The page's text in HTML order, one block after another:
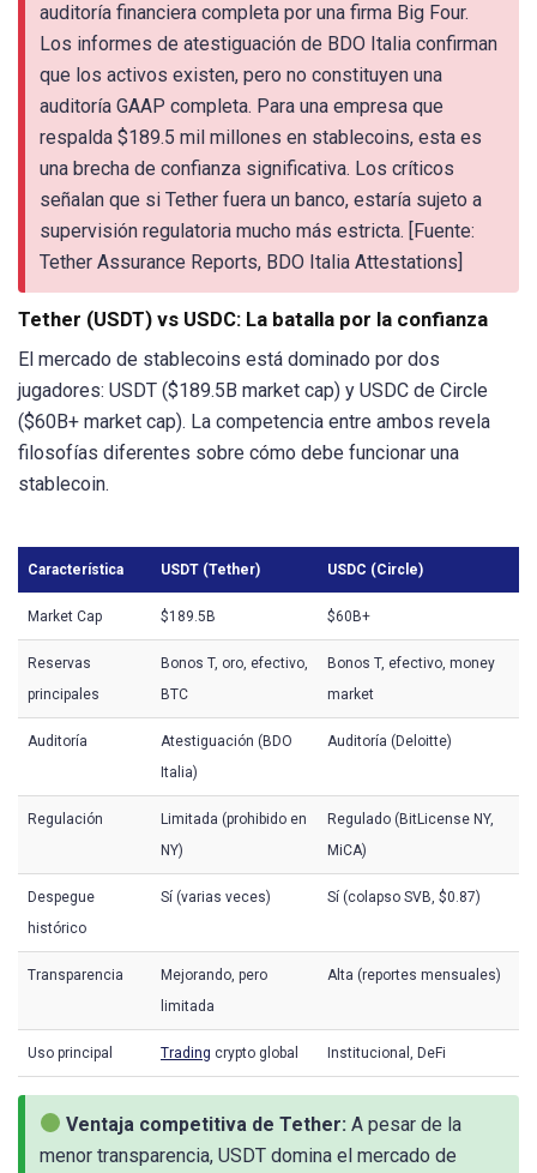
auditoría financiera completa por una firma Big Four.
Los informes de atestiguación de BDO Italia confirman
que los activos existen, pero no constituyen una
auditoría GAAP completa. Para una empresa que
respalda $189.5 mil millones en stablecoins, esta es
una brecha de confianza significativa. Los críticos
señalan que si Tether fuera un banco, estaría sujeto a
supervisión regulatoria mucho más estricta. [Fuente:
Tether Assurance Reports, BDO Italia Attestations]
Tether (USDT) vs USDC: La batalla por la confianza
El mercado de stablecoins está dominado por dos
jugadores: USDT ($189.5B market cap) y USDC de Circle
($60B+ market cap). La competencia entre ambos revela
filosofías diferentes sobre cómo debe funcionar una
stablecoin.
Característica USDT (Tether) USDC (Circle)
Market Cap $189.5B $60B+
Reservas
principales
Bonos T, oro, efectivo,
BTC
Bonos T, efectivo, money
market
Auditoría
Atestiguación (BDO
Italia)
Auditoría (Deloitte)
Regulación
Limitada (prohibido en
NY)
Regulado (BitLicense NY,
MiCA)
Despegue
histórico
Sí (varias veces) Sí (colapso SVB, $0.87)
Transparencia
Mejorando, pero
limitada
Alta (reportes mensuales)
Uso principal Trading crypto global Institucional, DeFi
Ventaja competitiva de Tether: A pesar de la
menor transparencia, USDT domina el mercado de